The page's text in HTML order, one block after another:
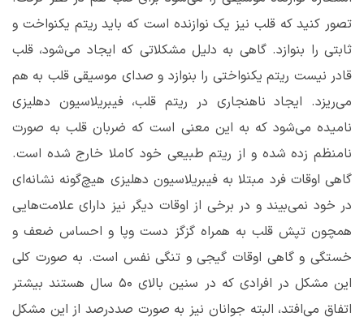
تصور کنید که قلب نیز یک نوازنده است که باید ریتم یکنواخت و
ثابتی را بنوازد. گاهی به دلیل مشکلاتی که ایجاد می‌شود، قلب
قادر نیست ریتم یکنواختی را بنوازد و صدای موسیقی قلب به هم
می‌ریزد. ایجاد ناهنجاری در ریتم قلب، فیبریلاسیون دهلیزی
نامیده می‌شود که به این معنی است که ضربان قلب به صورت
نامنظم زده شده و از ریتم طبیعی خود کاملا خارج شده است.
گاهی اوقات فرد مبتلا به فیبریلاسیون دهلیزی هیچ‌گونه نشانه‌ای
در خود نمی‌بیند و در برخی از اوقات دیگر نیز دارای علامت‌هایی
همچون تپش قلب به همراه گزگز دست وپا و احساس ضعف و
خستگی و گاهی اوقات گیجی و تنگی نفس است. به صورت کلی
این مشکل در افرادی که در سنین بالای ۵۰ سال هستند بیشتر
اتفاق می‌افتد، البته جوانان نیز به صورت صددرصد از این مشکل